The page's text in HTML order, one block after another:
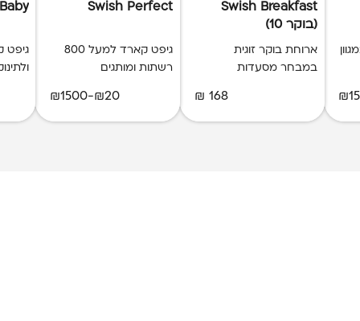
Swish Breakfast
(בוקר 10)
ארוחת בוקר זוגית
במבחר מסעדות
168 ₪
Swish Perfect
גיפט קארד למעל 800
רשתות ומותגים
₪20-₪1500
גיפט